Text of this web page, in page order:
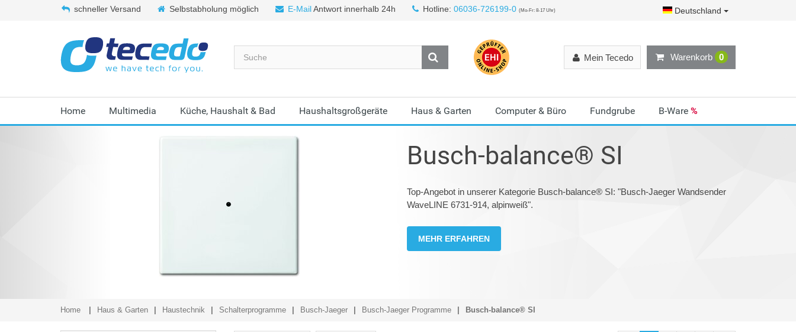
schneller Versand Selbstabholung möglich E-MailAntwort innerhalb 24h Hotline: 06036-726199-0 (Mo-Fr: 8-17 Uhr) Deutschland
Warenkorb 0
Mein Tecedo
Home Multimedia Küche, Haushalt & Bad Haushaltsgroßgeräte Haus & Garten Computer & Büro Fundgrube B-Ware %
Busch-balance® SI
Top-Angebot in unserer Kategorie Busch-balance® SI: "Busch-Jaeger Wandsender
WaveLINE 6731-914, alpinweiß".
MEHR ERFAHREN
Home Haus & Garten Haustechnik Schalterprogramme Busch-Jaeger Busch-Jaeger Programme Busch-balance® SI